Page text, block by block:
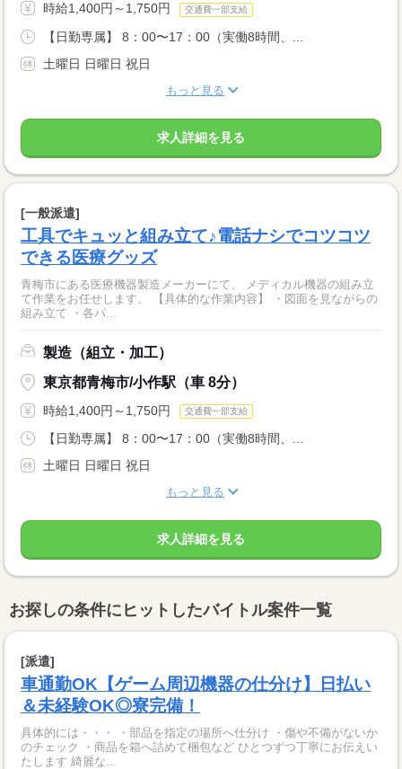
時給1,400円～1,750円 交通費一部支給
【日勤専属】 8：00〜17：00（実働8時間、...
土曜日 日曜日 祝日
もっと見る
求人詳細を見る
[一般派遣]
工具でキュッと組み立て♪電話ナシでコツコツ
できる医療グッズ
青梅市にある医療機器製造メーカーにて、 メディカル機器の組み立
て作業をお任せします。 【具体的な作業内容】 ・図面を見ながらの
組み立て ・各パ...
製造（組立・加工）
東京都青梅市/小作駅（車 8分）
時給1,400円～1,750円 交通費一部支給
【日勤専属】 8：00〜17：00（実働8時間、...
土曜日 日曜日 祝日
もっと見る
求人詳細を見る
お探しの条件にヒットしたバイトル案件一覧
[派遣]
車通勤OK【ゲーム周辺機器の仕分け】日払い
＆未経験OK◎寮完備！
具体的には・・・ ・部品を指定の場所へ仕分け ・傷や不備がないか
のチェック ・商品を箱へ詰めて梱包など ひとつずつ丁寧にお伝えい
たします 綺麗な...